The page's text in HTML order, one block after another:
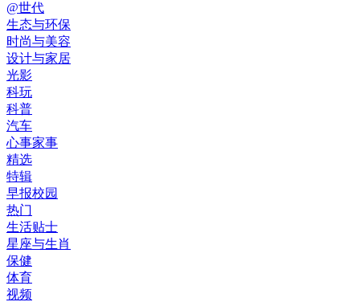
@世代
生态与环保
时尚与美容
设计与家居
光影
科玩
科普
汽车
心事家事
精选
特辑
早报校园
热门
生活贴士
星座与生肖
保健
体育
视频